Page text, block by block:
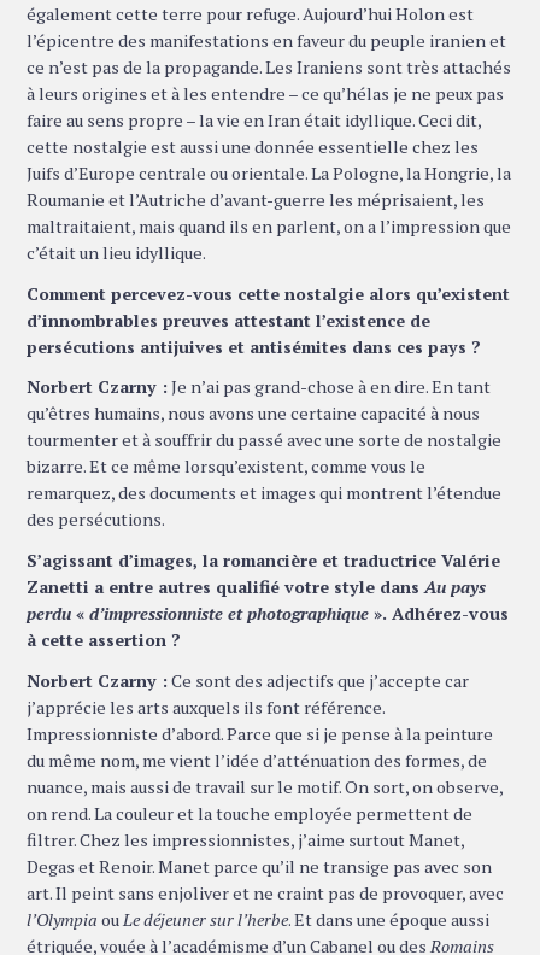
également cette terre pour refuge. Aujourd’hui Holon est
l’épicentre des manifestations en faveur du peuple iranien et
ce n’est pas de la propagande. Les Iraniens sont très attachés
à leurs origines et à les entendre – ce qu’hélas je ne peux pas
faire au sens propre – la vie en Iran était idyllique. Ceci dit,
cette nostalgie est aussi une donnée essentielle chez les
Juifs d’Europe centrale ou orientale. La Pologne, la Hongrie, la
Roumanie et l’Autriche d’avant-guerre les méprisaient, les
maltraitaient, mais quand ils en parlent, on a l’impression que
c’était un lieu idyllique.
Comment percevez-vous cette nostalgie alors qu’existent
d’innombrables preuves attestant l’existence de
persécutions antijuives et antisémites dans ces pays ?
Norbert Czarny : Je n’ai pas grand-chose à en dire. En tant
qu’êtres humains, nous avons une certaine capacité à nous
tourmenter et à souffrir du passé avec une sorte de nostalgie
bizarre. Et ce même lorsqu’existent, comme vous le
remarquez, des documents et images qui montrent l’étendue
des persécutions.
S’agissant d’images, la romancière et traductrice Valérie
Zanetti a entre autres qualifié votre style dansAu pays
perdu « d’impressionniste et photographique ». Adhérez-vous
à cette assertion ?
Norbert Czarny : Ce sont des adjectifs que j’accepte car
j’apprécie les arts auxquels ils font référence.
Impressionniste d’abord. Parce que si je pense à la peinture
du même nom, me vient l’idée d’atténuation des formes, de
nuance, mais aussi de travail sur le motif. On sort, on observe,
on rend. La couleur et la touche employée permettent de
filtrer. Chez les impressionnistes, j’aime surtout Manet,
Degas et Renoir. Manet parce qu’il ne transige pas avec son
art. Il peint sans enjoliver et ne craint pas de provoquer, avec
l’Olympia ouLe déjeuner sur l’herbe. Et dans une époque aussi
étriquée, vouée à l’académisme d’un Cabanel ou des Romains